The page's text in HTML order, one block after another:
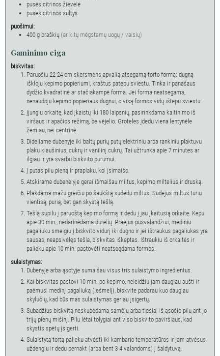
pusės citrinos žievelė
pusės citrinos sultys
puošimui:
400 g braškių (ar kitų mėgstamų uogų / vaisių)
Gaminimo eiga
biskvitas:
Paruošiu 22-24 cm skersmens apvalią atsegamą torto formą: dugną
iškloju kepimo popieriumi, kraštus patepu sviestu. Tinka ir panašaus
dydžio kvadratinė ar stačiakampė forma. Jei forma neatsegama,
nenaudoju kepimo popieriaus dugnui, o visą formos vidų ištepu sviestu.
Įjungiu orkaitę, kad įkaistų iki 180 laipsnių, pasirinkdama kaitinimo iš
viršaus ir apačios režimą, be vėjelio. Groteles įdedu viena lentynėle
žemiau, nei centrinė.
Dideliame dubenyje iki baltų purių putų elektriniu arba rankiniu plaktuvu
plaku kiaušinius, cukrų ir vanilinį cukrų. Tai užtrunka apie 7 minutes ar
ilgiau ir yra svarbu biskvito purumui.
Į putas pilu pieną ir praplaku, kol įsimaišo.
Atskirame dubenėlyje gerai išmaišau miltus, kepimo miltelius ir druską.
Plakdama mažu greičiu po šaukštą sudedu miltus. Sudėjus miltus turiu
vientisą, purią, bet gan skystą tešlą.
Tešlą supilu į paruoštą kepimo formą ir dedu į jau įkaitusią orkaitę. Kepu
apie 30 min., nedarinėdama durelių. Praėjus pusvalandžiui, mediniu
pagaliuku smeigiu į biskvito vidurį iki dugno ir jei ištraukus pagaliukas yra
sausas, neapsivėlęs tešla, biskvitas iškeptas. Ištraukiu iš orkaitės ir
palieku apie 10 min. pastovėti neatsegdama formos.
sulaistymas:
Dubenyje arba ąsotyje sumaišau visus tris sulaistymo ingredientus.
Kai biskvitas pastovi 10 min. po kepimo, neleidžiu jam daugiau aušti ir
paėmusi medinį pagaliuką (iešmelį), biskvite padarau kuo daugiau
skylučių, kad būsimas sulaistymas geriau įsigertų.
Subadžius biskvitą neskubėdama samčiu arba tiesiai iš ąsočio pilu ant jo
trijų pienų mišinį. Pilu lėtai tolygiai ant viso biskvito paviršiaus, kad
skystis spėtų įsigerti.
Sulaistytą tortą palieku atvėsti iki kambario temperatūros ir jam atvėsus
uždengiu ir dedu pernakt (arba bent 3-4 valandoms) į šaldytuvą.